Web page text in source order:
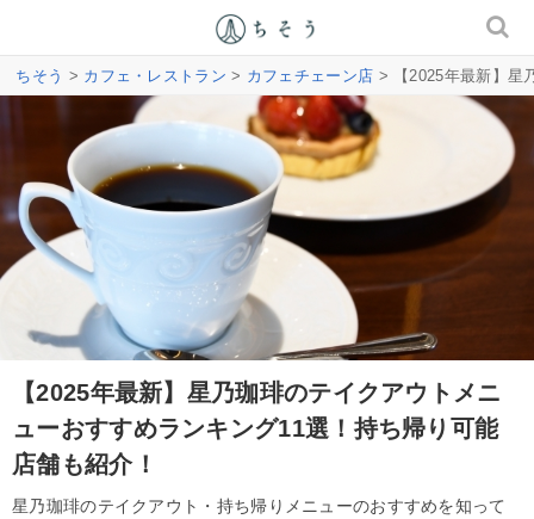
ちそう > カフェ・レストラン > カフェチェーン店 > 【2025年最新】星
【2025年最新】星乃珈琲のテイクアウトメニ
ューおすすめランキング11選！持ち帰り可能
店舗も紹介！
星乃珈琲のテイクアウト・持ち帰りメニューのおすすめを知って